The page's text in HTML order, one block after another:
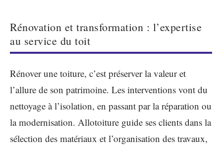
Rénovation et transformation : l’expertise
au service du toit
Rénover une toiture, c’est préserver la valeur et
l’allure de son patrimoine. Les interventions vont du
nettoyage à l’isolation, en passant par la réparation ou
la modernisation. Allotoiture guide ses clients dans la
sélection des matériaux et l’organisation des travaux,